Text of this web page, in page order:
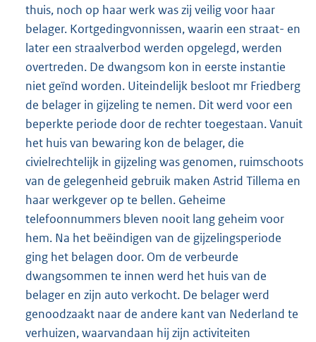
thuis, noch op haar werk was zij veilig voor haar
belager. Kortgedingvonnissen, waarin een straat- en
later een straalverbod werden opgelegd, werden
overtreden. De dwangsom kon in eerste instantie
niet geïnd worden. Uiteindelijk besloot mr Friedberg
de belager in gijzeling te nemen. Dit werd voor een
beperkte periode door de rechter toegestaan. Vanuit
het huis van bewaring kon de belager, die
civielrechtelijk in gijzeling was genomen, ruimschoots
van de gelegenheid gebruik maken Astrid Tillema en
haar werkgever op te bellen. Geheime
telefoonnummers bleven nooit lang geheim voor
hem. Na het beëindigen van de gijzelingsperiode
ging het belagen door. Om de verbeurde
dwangsommen te innen werd het huis van de
belager en zijn auto verkocht. De belager werd
genoodzaakt naar de andere kant van Nederland te
verhuizen, waarvandaan hij zijn activiteiten